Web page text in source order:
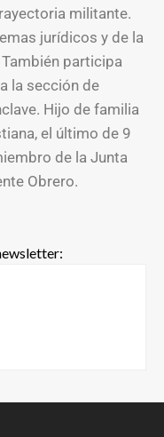
militante.
jurídicos y de la
participa
la sección de
Hijo de familia
el último de 9
de la Junta
Obrero.